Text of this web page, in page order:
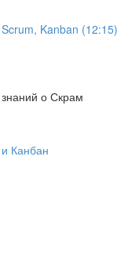
Kanban (12:15)
о Скрам
Канбан